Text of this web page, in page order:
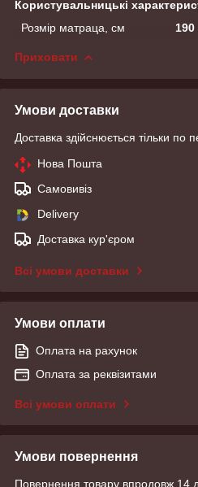
Користувальницькі
Розмір матраца, см
190
Приховати
Умови доставки
Доставка здійснюється тільки по
Нова Пошта
Самовивіз
Delivery
Доставка кур'єром
Всі умови доставки
Умови оплати
Оплата на рахунок
Оплата за реквізитами
Всі умови оплати
Умови повернення
Повернення товару впродовж 14